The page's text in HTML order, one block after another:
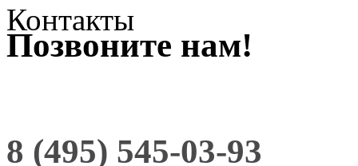
Контакты
Позвоните нам!
8 (495) 545-03-93